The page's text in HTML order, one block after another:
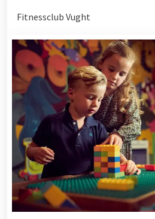
Fitnessclub Vught